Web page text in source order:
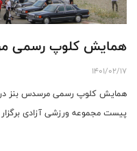
همایش کلوپ رسمی
1401/02/17
همایش کلوپ رسمی مرسدس بنز در
پیست مجموعه ورزشی آزادی